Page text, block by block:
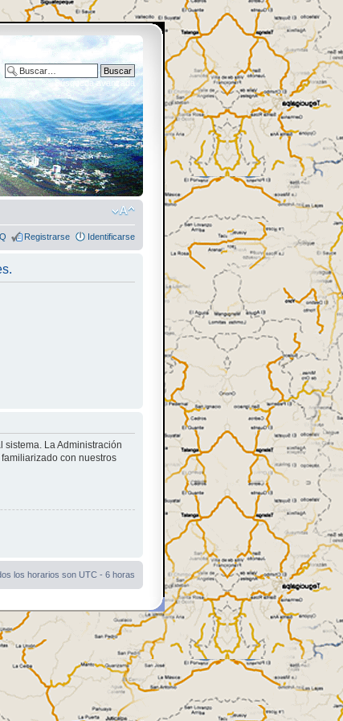
Búsqueda avanzada
Registrarse Identificarse
sistema. La Administración
con nuestros
los horarios son UTC - 6 horas